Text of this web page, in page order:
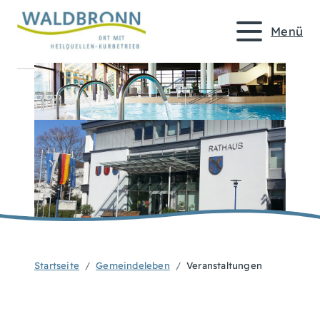
Menü
Startseite Gemeindeleben Veranstaltungen